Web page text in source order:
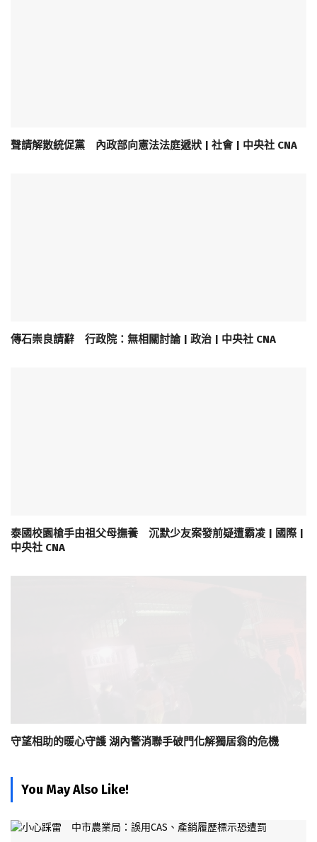
聲請解散統促黨 內政部向憲法法庭遞狀 | 社會 | 中央社 CNA
傳石崇良請辭 行政院：無相關討論 | 政治 | 中央社 CNA
泰國校園槍手由祖父母撫養 沉默少友案發前疑遭霸凌 | 國際 |
中央社 CNA
守望相助的暖心守護 湖內警消聯手破門化解獨居翁的危機
You May Also Like!